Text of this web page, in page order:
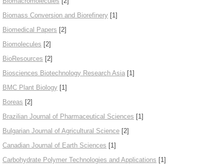
Biomass Conversion and Biorefinery [1]
Biomedical Papers [2]
Biomolecules [2]
BioResources [2]
Biosciences Biotechnology Research Asia [1]
BMC Plant Biology [1]
Boreas [2]
Brazilian Journal of Pharmaceutical Sciences [1]
Bulgarian Journal of Agricultural Science [2]
Canadian Journal of Earth Sciences [1]
Carbohydrate Polymer Technologies and Applications [1]